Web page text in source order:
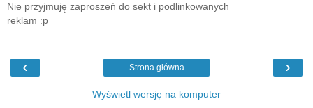
Nie przyjmuję zaproszeń do sekt i podlinkowanych
reklam :p
‹ ›
Strona główna
Wyświetl wersję na komputer